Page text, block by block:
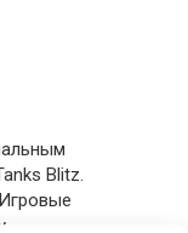
Blitz.